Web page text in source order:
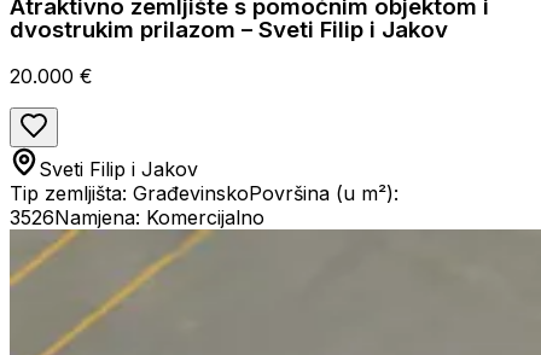
Atraktivno zemljište s pomoćnim objektom i
dvostrukim prilazom – Sveti Filip i Jakov
20.000 €
Sveti Filip i Jakov
Tip zemljišta: GrađevinskoPovršina (u m²):
3526Namjena: Komercijalno